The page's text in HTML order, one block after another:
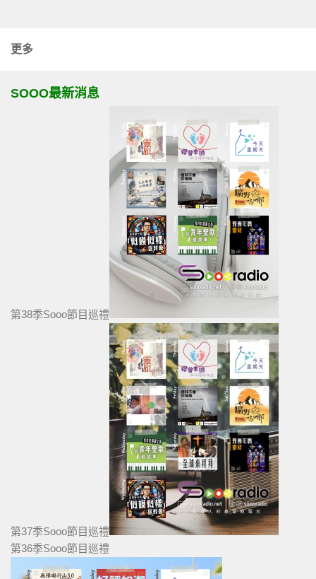
更多
SOOO最新消息
第38季Sooo節目巡禮
第37季Sooo節目巡禮
第36季Sooo節目巡禮